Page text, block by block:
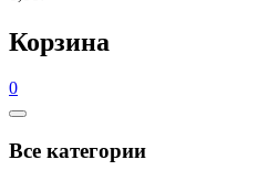
Корзина
0
Catalog
Все категории